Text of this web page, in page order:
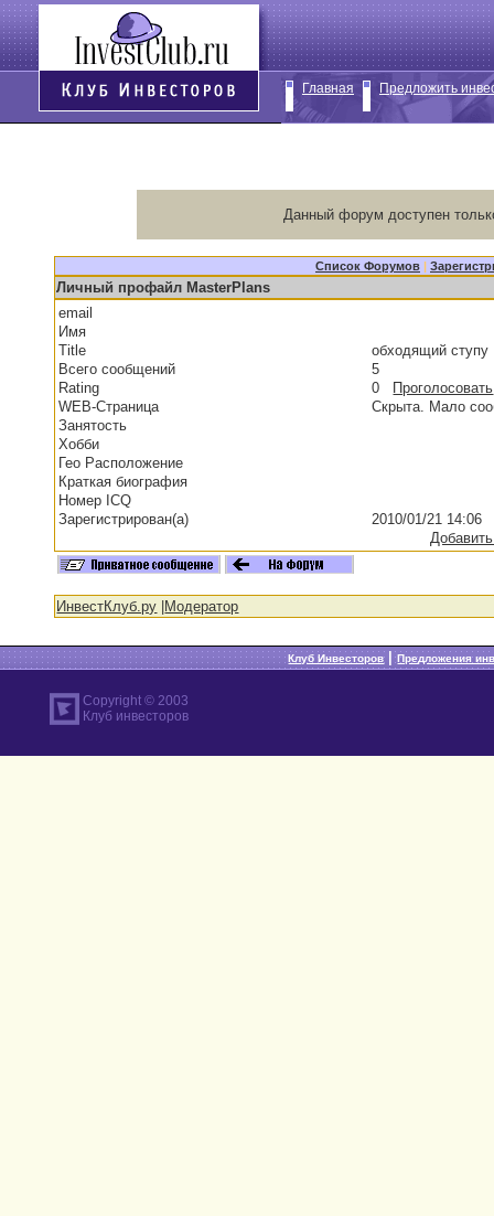
Главная Предложить
Данный форум доступен
Список Форумов |
Личный профайл MasterPlans
email
Имя
Title
обходящий ступу
Всего сообщений
5
Rating
0 Проголосовать
WEB-Страница
Скрыта. Мало
Занятость
Хобби
Гео Расположение
Краткая биография
Номер ICQ
Зарегистрирован(а)
2010/01/21 14:06
ИнвестКлуб.ру Модератор
Клуб Инвесторов|Предложения
Copyright © 2003
Клуб инвесторов